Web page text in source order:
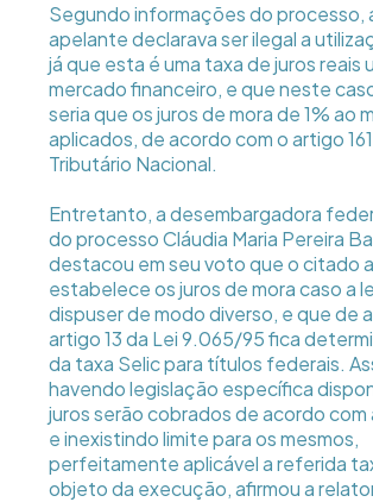
Segundo informações do processo,
apelante declarava ser ilegal a
já que esta é uma taxa de juros reais
mercado financeiro, e que neste
seria que os juros de mora de 1% ao
aplicados, de acordo com o artigo
Tributário Nacional.
Entretanto, a desembargadora
do processo Cláudia Maria Pereira
destacou em seu voto que o citado
estabelece os juros de mora caso a
dispuser de modo diverso, e que de
artigo 13 da Lei 9.065/95 fica
da taxa Selic para títulos federais.
havendo legislação específica
juros serão cobrados de acordo com
e inexistindo limite para os mesmos,
perfeitamente aplicável a referida
objeto da execução, afirmou a